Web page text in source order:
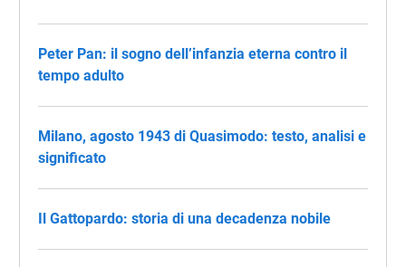
Peter Pan: il sogno dell’infanzia eterna contro il
tempo adulto
Milano, agosto 1943 di Quasimodo: testo, analisi e
significato
Il Gattopardo: storia di una decadenza nobile